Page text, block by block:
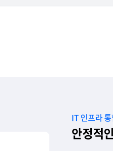
네트워크
국내외